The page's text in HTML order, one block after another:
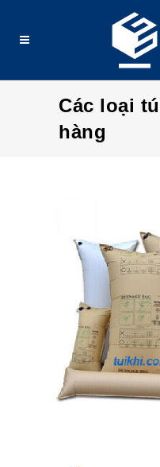
Các loại
hàng